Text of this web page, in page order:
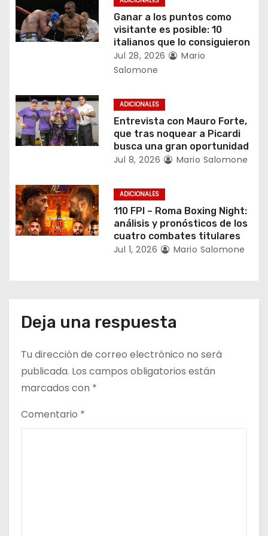
d
e
n
t
r
d
a
Ganar a los puntos como
visitante es posible: 10
italianos que lo consiguieron
Jul 28, 2026
Mario
Salomone
ADICIONALES
Entrevista con Mauro Forte,
que tras noquear a Picardi
busca una gran oportunidad
Jul 8, 2026 Mario Salomone
ADICIONALES
110 FPI – Roma Boxing Night:
análisis y pronósticos de los
cuatro combates titulares
Jul 1, 2026 Mario Salomone
Deja una respuesta
Tu dirección de correo electrónico no será
publicada. Los campos obligatorios están
marcados con *
Comentario *